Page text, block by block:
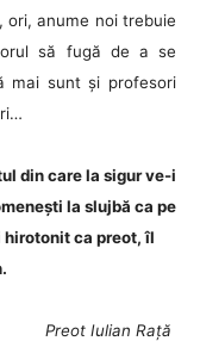
ori, anume noi trebuie
să fugă de a se
mai sunt și profesori
din care la sigur ve-i
la slujbă ca pe
hirotonit ca preot, îl
Preot Iulian Rață